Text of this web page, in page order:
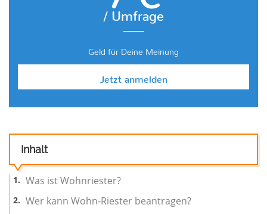
/ Umfrage
Geld für Deine Meinung
Jetzt anmelden
Inhalt
Was ist Wohnriester?
Wer kann Wohn-Riester beantragen?